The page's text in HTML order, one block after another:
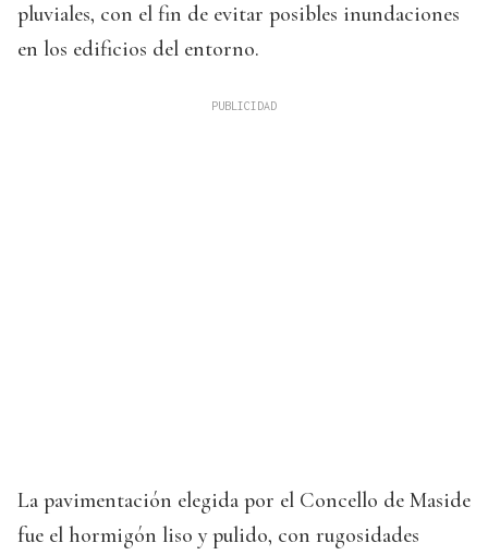
pluviales, con el fin de evitar posibles inundaciones
en los edificios del entorno.
La pavimentación elegida por el Concello de Maside
fue el hormigón liso y pulido, con rugosidades